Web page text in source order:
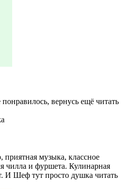
вернусь ещё читать
приятная музыка, классное
чилла и фуршета. Кулинарная
И Шеф тут просто душка читать